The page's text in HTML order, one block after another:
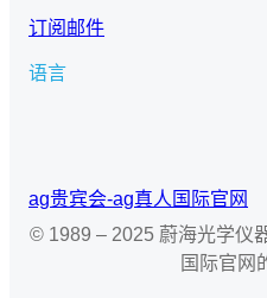
订阅邮件
语言
言
ag贵宾会-ag真人国际官网
© 1989 – 2025 蔚海光学仪
国际官网